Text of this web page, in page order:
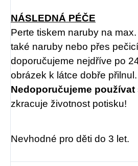
NÁSLEDNÁ PÉČE
Perte tiskem naruby na
také naruby nebo přes
doporučujeme nejdříve po
obrázek k látce dobře přilnul.
Nedoporučujeme
zkracuje životnost potisku!
Nevhodné pro děti do 3 let.